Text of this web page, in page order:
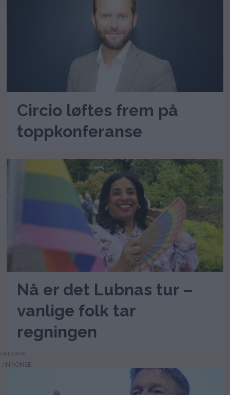
Circio løftes frem på
toppkonferanse
Nå er det Lubnas tur –
vanlige folk tar
regningen
ANNONSE